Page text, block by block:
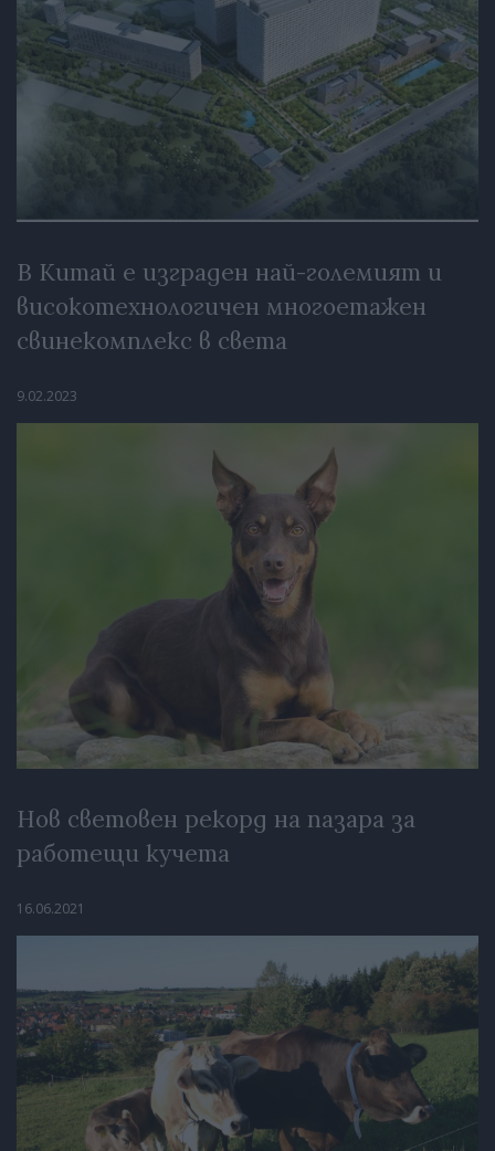
В Китай е изграден най-големият и
високотехнологичен многоетажен
свинекомплекс в света
9.02.2023
Нов световен рекорд на пазара за
работещи кучета
16.06.2021